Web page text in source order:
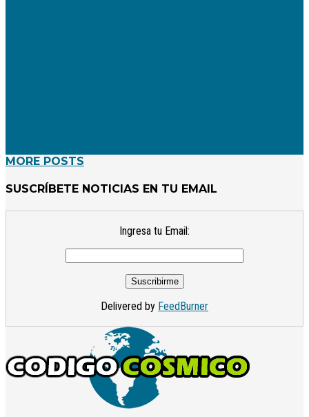
MORE POSTS
SUSCRÍBETE NOTICIAS EN TU EMAIL
Ingresa tu Email:
Delivered by FeedBurner